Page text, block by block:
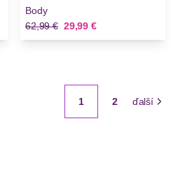
Body
Stará cena
62,99 € Nová cena
29,99 €
1 2 ďalší